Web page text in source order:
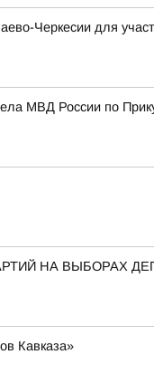
Черкесии для
МВД России по
НА ВЫБОРАХ
Кавказа»